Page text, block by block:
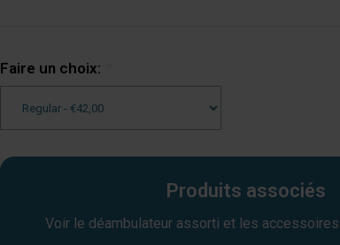
Faire un choix:
Produits associés
Voir le déambulateur assorti et les